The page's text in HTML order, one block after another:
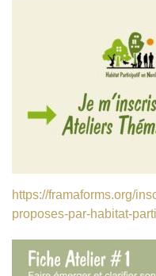
https://framaforms.org/
proposes-par-habitat-